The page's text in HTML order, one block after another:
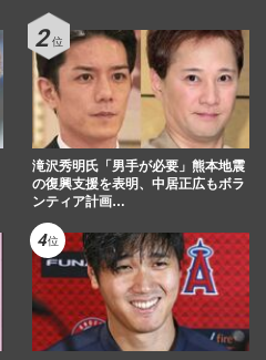
滝沢秀明氏「男手が必要」熊本地震
の復興支援を表明、中居正広もボラ
ンティア計画…